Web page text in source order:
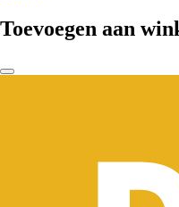
Toevoegen aan